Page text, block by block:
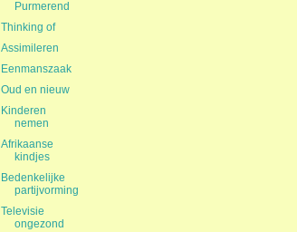
Purmerend
Thinking of
Assimileren
Eenmanszaak
Oud en nieuw
Kinderen
nemen
Afrikaanse
kindjes
Bedenkelijke
partijvorming
Televisie
ongezond